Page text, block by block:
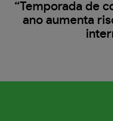
“Temporada de
ano aumenta